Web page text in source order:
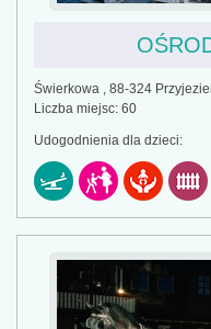
Świerkowa , 88-324
Liczba miejsc: 60
Udogodnienia dla dzieci: